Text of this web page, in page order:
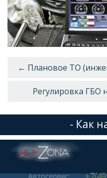
Регулировка ГБО
- Как